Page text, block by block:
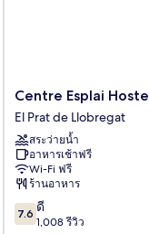
Centre
Esplai
Hostel
El
Prat
de
Llobregat
Centre Esplai
El Prat de Llobregat
สระว่ายน้ำ
อาหารเช้าฟรี
Wi-Fi ฟรี
ร้านอาหาร
7.6
จาก
7.6 ดี
1,008 รีวิว